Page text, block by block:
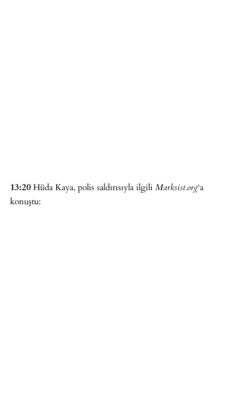
13:20 Hüda Kaya, polis saldırısıyla ilgili Marksist.org‘a
konuştu: